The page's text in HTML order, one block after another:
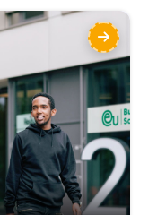
School Munich
Курсы
Языки
MBA
Master’s Degree